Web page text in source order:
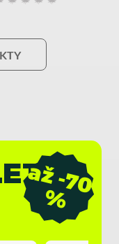
a
ž
-
7
0
%